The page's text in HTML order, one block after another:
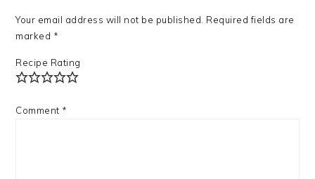
Your email address will not be published. Required fields are
marked *
Recipe Rating
Comment *